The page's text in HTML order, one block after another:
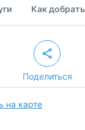
Как
Поделиться
на карте